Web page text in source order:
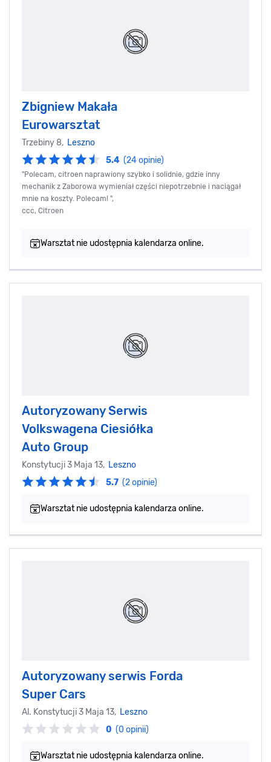
Zbigniew Makała
Eurowarsztat
Trzebiny 8, Leszno
5.4 (24 opinie)
"Polecam, citroen naprawiony szybko i solidnie, gdzie inny
mechanik z Zaborowa wymieniał części niepotrzebnie i naciągał
mnie na koszty. Polecam! ",
ccc, Citroen
Warsztat nie udostępnia kalendarza online.
Autoryzowany Serwis
Volkswagena Ciesiółka
Auto Group
Konstytucji 3 Maja 13, Leszno
5.7 (2 opinie)
Warsztat nie udostępnia kalendarza online.
Autoryzowany serwis Forda
Super Cars
Al. Konstytucji 3 Maja 13, Leszno
0 (0 opinii)
Warsztat nie udostępnia kalendarza online.